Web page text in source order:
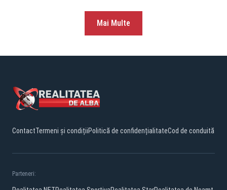
Mai Multe
ContactTermeni și condițiiPolitică de confidențialitateCod de conduită
Parteneri: